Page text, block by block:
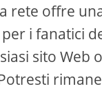
rete offre
i fanatici
sito Web